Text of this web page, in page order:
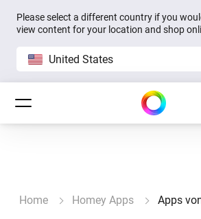
Please select a different country if you
view content for your location and shop
United States
Home Homey Apps Apps